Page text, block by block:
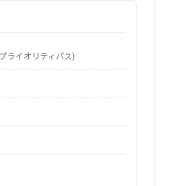
ライオリティパス)